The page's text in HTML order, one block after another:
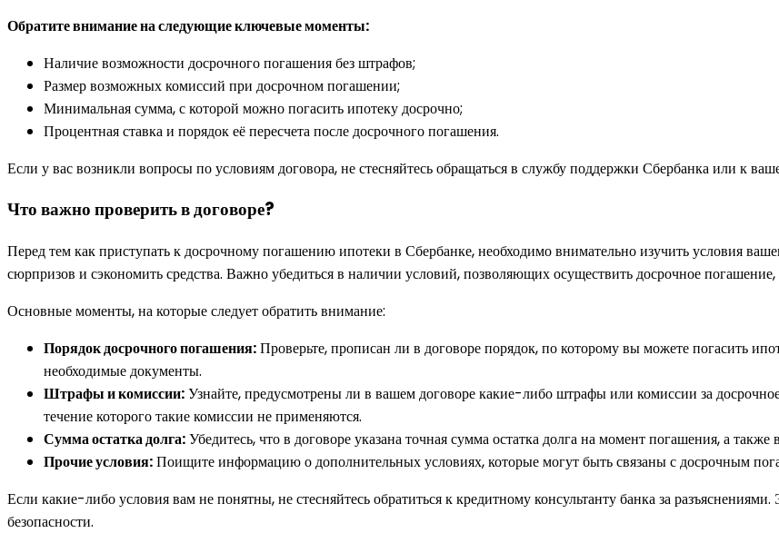
Обратите внимание на следующие ключевые моменты:
Наличие возможности досрочного погашения без штрафов;
Размер возможных комиссий при досрочном погашении;
Минимальная сумма, с которой можно погасить ипотеку досрочно;
Процентная ставка и порядок её пересчета после досрочного погашения.
Если у вас возникли вопросы по условиям договора, не стесняйтесь обращаться в службу поддержки Сбербанка или к
Что важно проверить в договоре?
Перед тем как приступать к досрочному погашению ипотеки в Сбербанке, необходимо внимательно изучить условия
сюрпризов и сэкономить средства. Важно убедиться в наличии условий, позволяющих осуществить досрочное
Основные моменты, на которые следует обратить внимание:
Порядок досрочного погашения:Проверьте, прописан ли в договоре порядок, по которому вы можете погасить
необходимые документы.
Штрафы и комиссии:Узнайте, предусмотрены ли в вашем договоре какие-либо штрафы или комиссии за
течение которого такие комиссии не применяются.
Сумма остатка долга:Убедитесь, что в договоре указана точная сумма остатка долга на момент погашения, а
Прочие условия:Поищите информацию о дополнительных условиях, которые могут быть связаны с досрочным
Если какие-либо условия вам не понятны, не стесняйтесь обратиться к кредитному консультанту банка за
безопасности.